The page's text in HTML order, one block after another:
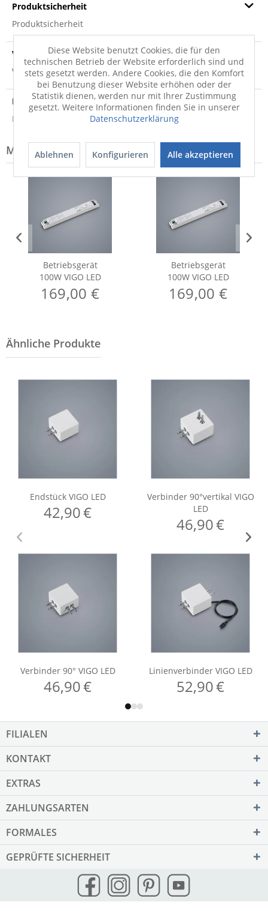
Produktsicherheit
Produktsicherheit
Versandinfo
Weitere Informationen zum Versand...
Entsorgungshinweis
Hinweis zur Entsorgung von Elektrogeräten
Modell-Familie: VIGO
Betriebsgerät
100W VIGO LED
169,00 €
Betriebsgerät
100W VIGO LED
169,00 €
FILIALEN
KONTAKT
EXTRAS
ZAHLUNGSARTEN
FORMALES
GEPRÜFTE SICHERHEIT
Diese Website benutzt Cookies, die für den
technischen Betrieb der Website erforderlich sind und
stets gesetzt werden. Andere Cookies, die den Komfort
bei Benutzung dieser Website erhöhen oder der
Statistik dienen, werden nur mit Ihrer Zustimmung
gesetzt. Weitere Informationen finden Sie in unserer
Datenschutzerklärung
Ablehnen Konfigurieren Alle akzeptieren